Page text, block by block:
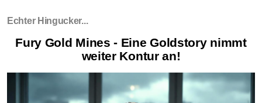
Echter Hingucker...
Fury Gold Mines - Eine Goldstory nimmt
weiter Kontur an!